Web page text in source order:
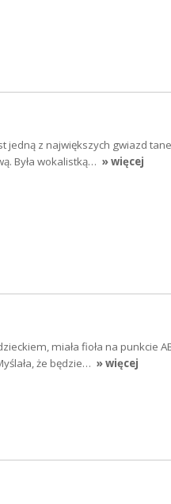
jedną z największych gwiazd
Była wokalistką… » więcej
dzieckiem, miała fioła na punkcie
że będzie… » więcej